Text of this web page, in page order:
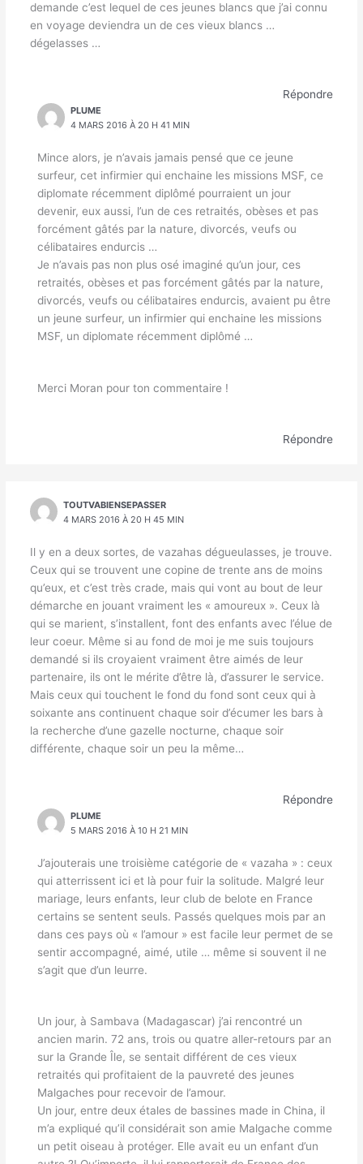
demande c’est lequel de ces jeunes blancs que j’ai connu
en voyage deviendra un de ces vieux blancs …
dégelasses …
Répondre
PLUME
4 MARS 2016 À 20 H 41 MIN
Mince alors, je n’avais jamais pensé que ce jeune
surfeur, cet infirmier qui enchaine les missions MSF, ce
diplomate récemment diplômé pourraient un jour
devenir, eux aussi, l’un de ces retraités, obèses et pas
forcément gâtés par la nature, divorcés, veufs ou
célibataires endurcis …
Je n’avais pas non plus osé imaginé qu’un jour, ces
retraités, obèses et pas forcément gâtés par la nature,
divorcés, veufs ou célibataires endurcis, avaient pu être
un jeune surfeur, un infirmier qui enchaine les missions
MSF, un diplomate récemment diplômé …
Merci Moran pour ton commentaire !
Répondre
TOUTVABIENSEPASSER
4 MARS 2016 À 20 H 45 MIN
Il y en a deux sortes, de vazahas dégueulasses, je trouve.
Ceux qui se trouvent une copine de trente ans de moins
qu’eux, et c’est très crade, mais qui vont au bout de leur
démarche en jouant vraiment les « amoureux ». Ceux là
qui se marient, s’installent, font des enfants avec l’élue de
leur coeur. Même si au fond de moi je me suis toujours
demandé si ils croyaient vraiment être aimés de leur
partenaire, ils ont le mérite d’être là, d’assurer le service.
Mais ceux qui touchent le fond du fond sont ceux qui à
soixante ans continuent chaque soir d’écumer les bars à
la recherche d’une gazelle nocturne, chaque soir
différente, chaque soir un peu la même…
Répondre
PLUME
5 MARS 2016 À 10 H 21 MIN
J’ajouterais une troisième catégorie de « vazaha » : ceux
qui atterrissent ici et là pour fuir la solitude. Malgré leur
mariage, leurs enfants, leur club de belote en France
certains se sentent seuls. Passés quelques mois par an
dans ces pays où « l’amour » est facile leur permet de se
sentir accompagné, aimé, utile … même si souvent il ne
s’agit que d’un leurre.
Un jour, à Sambava (Madagascar) j’ai rencontré un
ancien marin. 72 ans, trois ou quatre aller-retours par an
sur la Grande Île, se sentait différent de ces vieux
retraités qui profitaient de la pauvreté des jeunes
Malgaches pour recevoir de l’amour.
Un jour, entre deux étales de bassines made in China, il
m’a expliqué qu’il considérait son amie Malgache comme
un petit oiseau à protéger. Elle avait eu un enfant d’un